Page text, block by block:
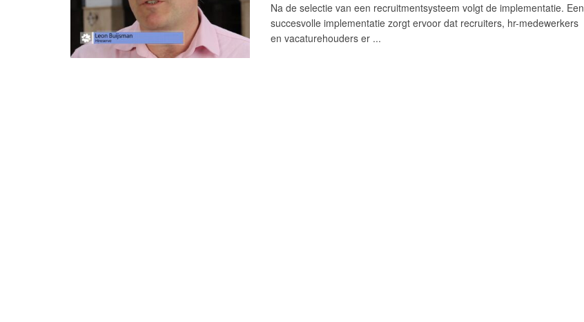
Na de selectie van een recruitmentsysteem volgt de implementatie. Een
succesvolle implementatie zorgt ervoor dat recruiters, hr-medewerkers
en vacaturehouders er ...